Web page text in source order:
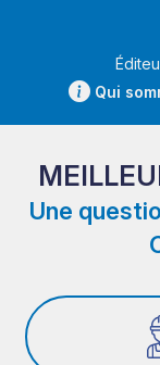
Qui
Une